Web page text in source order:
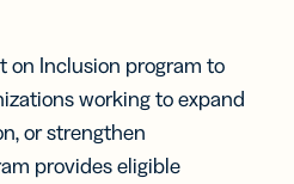
on Inclusion program to
working to expand
or strengthen
provides eligible